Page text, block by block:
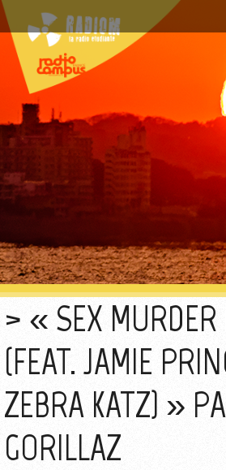
« SEX MURDER
(FEAT. JAMIE
ZEBRA KATZ) »
GORILLAZ